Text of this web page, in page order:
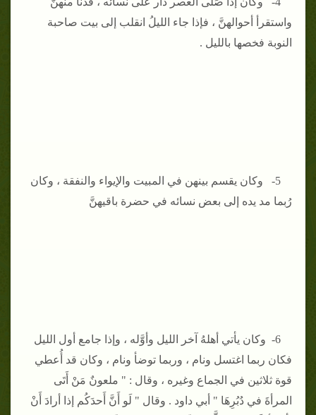
واستقرأ أحوالهنَّ ، فإذا جاء الليلُ انقلب إلى بيت صاحبة
النوبة فخصها بالليل .
5- وكان يقسم بينهن في المبيت والإيواء والنفقة ، وكان
رُبما مد يده إلى بعض نسائه في حضرة باقيهنَّ
6- وكان يأتي أهلهُ آخر الليل وأوَّله ، وإذا جامع أول الليل
فكان ربما اغتسل ونام ، وربما توضأ ونام ، وكان قد أُعطي
قوة ثلاثين في الجماع وغيره ، وقال : " ملعونٌ مَنْ أَتَى
المرأةَ في دُبُرِهَا " أبي داود . وقال " لَو أَنَّ أَحدَكُم إذا أرادَ أَنْ